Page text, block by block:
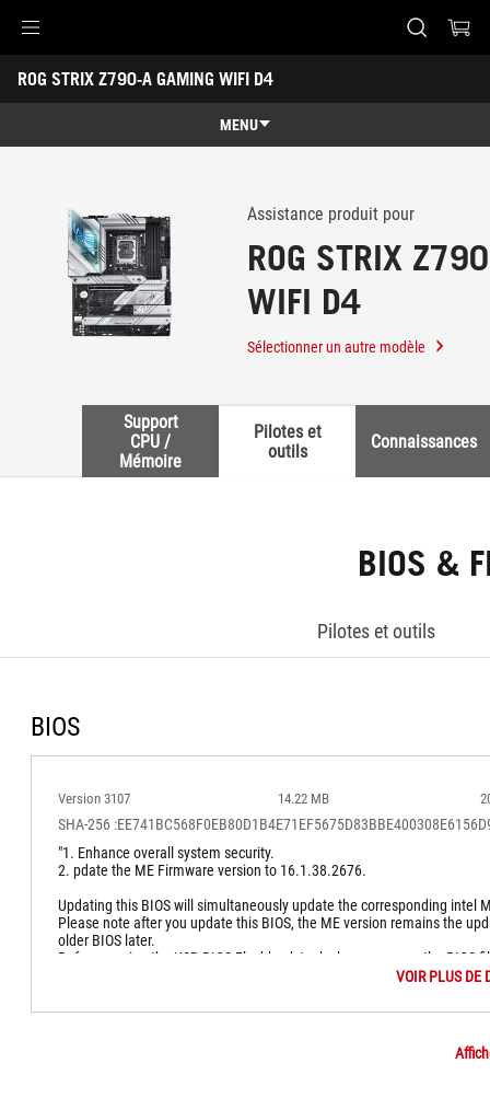
Accessibility links
Aller au contenu
Accessibilité
Aller au Menu
Footer ASUS
ROG STRIX Z790-A GAMING WIFI D4
-
MENU
Caractéristiques
Caractéristiques techniques
Récompenses
Support
Assistance produit pour
ROG STRIX
WIFI D4
Sélectionner un autre modèle
Support
CPU /
Mémoire
Pilotes et
outils
Connaissances
BIOS &
Pilotes et outils
BIOS
Version 3107 14.22 MB
SHA-256
"1. Enhance overall system security.
2. pdate the ME Firmware version to 16.1.38.2676.
Updating this BIOS will simultaneously update the corresponding intel
Please note after you update this BIOS, the ME version remains the
older BIOS later.
Before running the USB BIOS Flashback tool, please rename the BIOS
VOIR PLUS DE